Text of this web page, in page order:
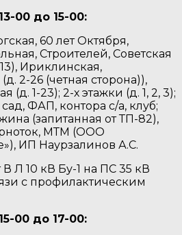
00 до 15-00:
60 лет Октября,
Строителей, Советская
13), Ириклинская,
2-26 (четная сторона)),
(д. 1-23); 2-х этажки (д. 1, 2, 3);
ФАП, контора с/а, клуб;
(запитанная от ТП-82),
МТМ (ООО
ИП Наурзалинов А.С.
Л 10 кВ Бу-1 на ПС 35 кВ
с профилактическим
00 до 17-00: